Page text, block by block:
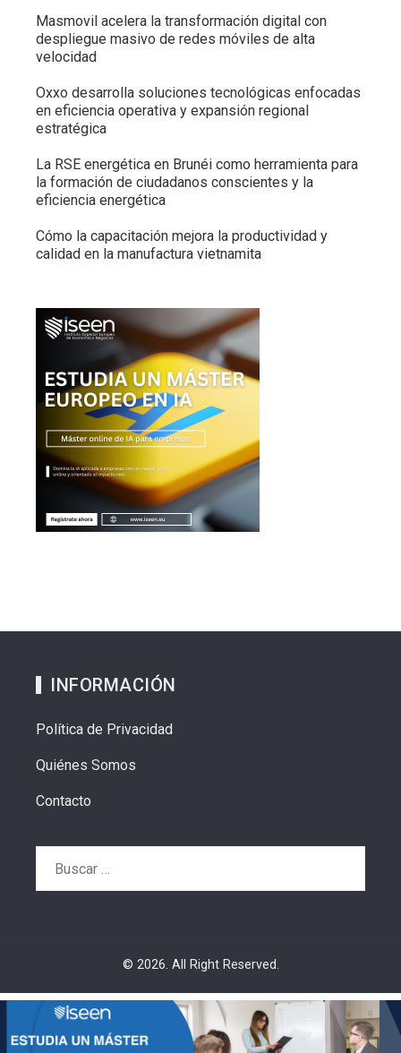
Masmovil acelera la transformación digital con
despliegue masivo de redes móviles de alta
velocidad
Oxxo desarrolla soluciones tecnológicas enfocadas
en eficiencia operativa y expansión regional
estratégica
La RSE energética en Brunéi como herramienta para
la formación de ciudadanos conscientes y la
eficiencia energética
Cómo la capacitación mejora la productividad y
calidad en la manufactura vietnamita
INFORMACIÓN
Política de Privacidad
Quiénes Somos
Contacto
© 2026. All Right Reserved.